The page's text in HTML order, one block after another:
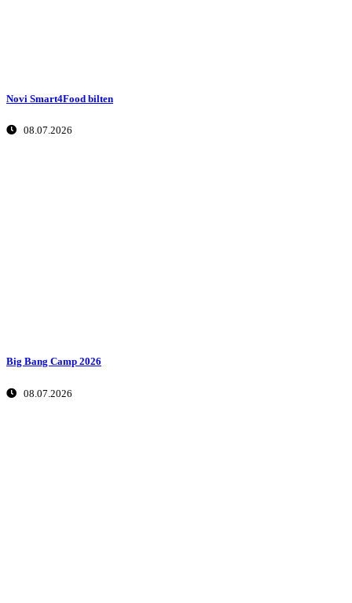
Novi Smart4Food bilten
08.07.2026
Big Bang Camp 2026
08.07.2026